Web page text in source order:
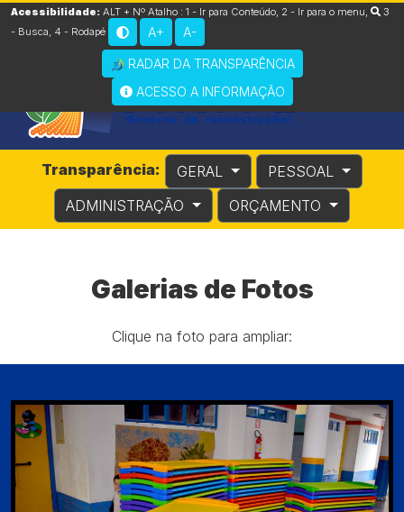
Acessibilidade: ALT + Nº Atalho : 1 - Ir para Conteúdo, 2 - Ir para o menu,
3
- Busca 4 - Rodapé A+ A-
RADAR DA TRANSPARÊNCIA
ACESSO A INFORMAÇÃO
Transparência: GERAL
PESSOAL
ADMINISTRAÇÃO
ORÇAMENTO
Galerias de Fotos
Clique na foto para ampliar: